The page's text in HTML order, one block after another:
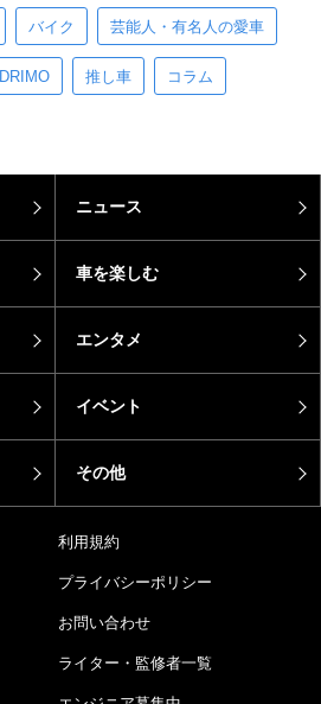
バイク 芸能人・有名人の愛車
DRIMO 推し車 コラム
ニュース
車を楽しむ
エンタメ
イベント
その他
利用規約
プライバシーポリシー
お問い合わせ
ライター・監修者一覧